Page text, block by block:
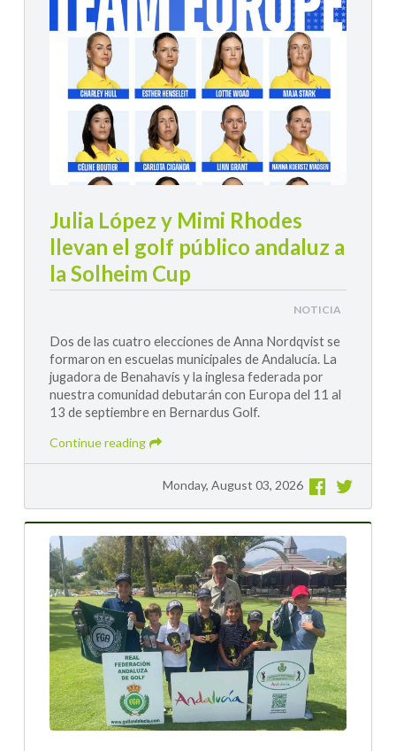
Julia López y Mimi Rhodes
llevan el golf público andaluz a
la Solheim Cup
NOTICIA
Dos de las cuatro elecciones de Anna Nordqvist se
formaron en escuelas municipales de Andalucía. La
jugadora de Benahavís y la inglesa federada por
nuestra comunidad debutarán con Europa del 11 al
13 de septiembre en Bernardus Golf.
Continue reading
Monday, August 03, 2026